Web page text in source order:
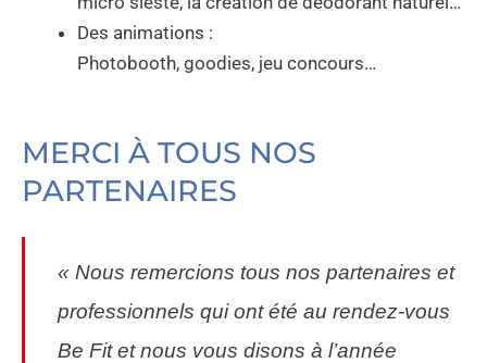
Des animations :
Photobooth, goodies, jeu concours…
MERCI À TOUS NOS
PARTENAIRES
« Nous remercions tous nos partenaires et
professionnels qui ont été au rendez-vous
Be Fit et nous vous disons à l’année